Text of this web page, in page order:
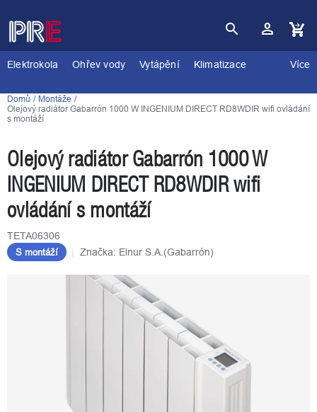
na
obsah
Nákupní
košík
Elektrokola
Ohřev vody Vytápění Klimatizace Více
Domů
Montáže
Olejový radiátor Gabarrón 1000 W INGENIUM DIRECT RD8WDIR wifi ovládání
s montáží
Olejový radiátor Gabarrón 1000 W
INGENIUM DIRECT RD8WDIR wifi
ovládání s montáží
TETA06306
S montáží
Značka: Elnur S.A.(Gabarrón)